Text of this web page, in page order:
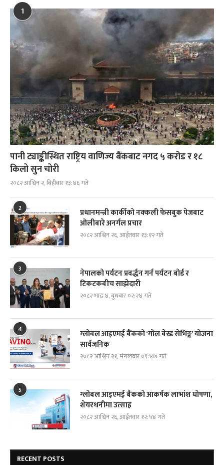
1
पानी ट्याङ्कीस्थित राष्ट्रिय वाणिज्य बैंकबाट नगद ५ करोड र १८
किलो सुन चोरी
२०८२ आश्विन २, बिहीबार १३:४६ गते
2
प्रधानमन्त्री कार्कीको नक्कली फेसबुक पेजबाट
ओलीबारे अनर्गल प्रचार
२०८२ आश्विन २६, आईतवार १३:१२ गते
3
नेपालको पर्यटन प्रवर्द्धन गर्न पर्यटन बोर्ड र
टिकटकबीच साझेदारी
२०८२ भाद्र ४, बुधबार ०२:२४ गते
4
ग्लोबल आइएमई बैंकको ‘गोल बेस्ड सेभिङ्ग’ योजना
सार्वजनिक
२०८२ आश्विन २१, मंगलवार ०९:४७ गते
5
ग्लोबल आइएमई बैंकको आकर्षक लाभांश घोषणा,
शेयरधनीमा उत्साह
२०८२ आश्विन २६, आईतवार १२:५४ गते
RECENT POSTS